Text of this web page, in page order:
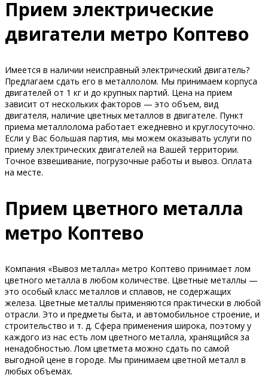
Прием электрические
двигатели метро Коптево
Имеется в наличии неисправный электрический двигатель?
Предлагаем сдать его в металлолом. Мы принимаем корпуса
двигателей от 1 кг и до крупных партий. Цена на прием
зависит от нескольких факторов — это объем, вид
двигателя, наличие цветных металлов в двигателе. Пункт
приема металлолома работает ежедневно и круглосуточно.
Если у Вас большая партия, мы можем оказывать услуги по
приему электрических двигателей на Вашей территории.
Точное взвешивание, погрузочные работы и вывоз. Оплата
на месте.
Прием цветного металла
метро Коптево
Компания «Вывоз металла» метро Коптево принимает лом
цветного металла в любом количестве. Цветные металлы —
это особый класс металлов и сплавов, не содержащих
железа. Цветные металлы применяются практически в любой
отрасли. Это и предметы быта, и автомобильное строение, и
строительство и т. д. Сфера применения широка, поэтому у
каждого из нас есть лом цветного металла, хранящийся за
ненадобностью. Лом цветмета можно сдать по самой
выгодной цене в городе. Мы принимаем цветной металл в
любых объемах.